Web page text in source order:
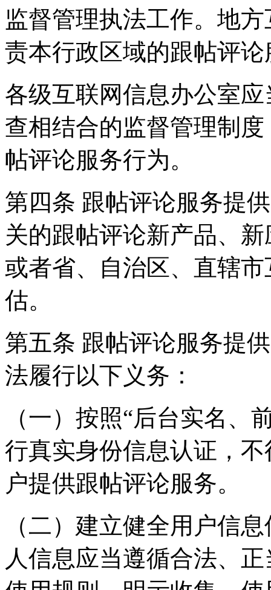
监督管理执法工作。地
责本行政区域的跟帖评
各级互联网信息办公室
查相结合的监督管理制
帖评论服务行为。
第四条 跟帖评论服务提
关的跟帖评论新产品、
或者省、自治区、直辖
估。
第五条 跟帖评论服务提
法履行以下义务：
（一）按照“后台实名、
行真实身份信息认证，
户提供跟帖评论服务。
（二）建立健全用户信
人信息应当遵循合法、